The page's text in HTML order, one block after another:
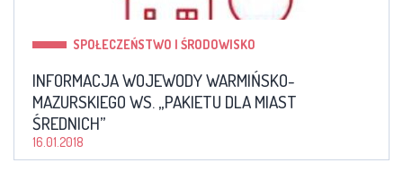
SPOŁECZEŃSTWO I ŚRODOWISKO
INFORMACJA WOJEWODY WARMIŃSKO-
MAZURSKIEGO WS. „PAKIETU DLA MIAST
ŚREDNICH”
16.01.2018